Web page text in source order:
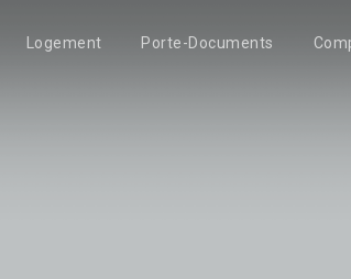
Logement Porte-Documents